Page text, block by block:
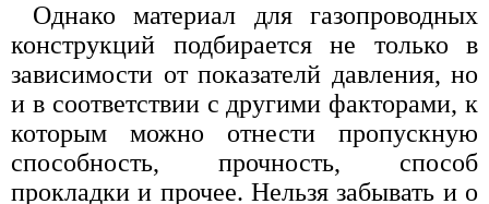
Однако материал для газопроводных
конструкций подбирается не только в
зависимости от показателй давления, но
и в соответствии с другими факторами, к
которым можно отнести пропускную
способность, прочность, способ
прокладки и прочее. Нельзя забывать и о